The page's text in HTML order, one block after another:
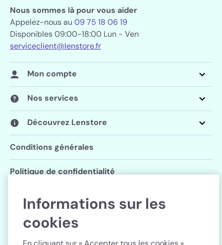
Nous sommes là pour vous aider
Appelez-nous au 09 75 18 06 19
Disponibles 09:00-18:00 Lun - Ven
serviceclient@lenstore.fr
Mon compte
Nos services
Découvrez Lenstore
Conditions générales
Politique de confidentialité
Paramètres des cookies
Suivez Lenstore
Informations sur les
cookies